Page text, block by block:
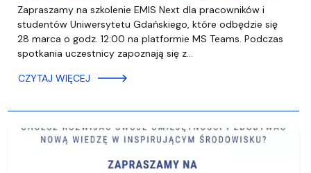
Zapraszamy na szkolenie EMIS Next dla pracowników i
studentów Uniwersytetu Gdańskiego, które odbędzie się
28 marca o godz. 12:00 na platformie MS Teams. Podczas
spotkania uczestnicy zapoznają się z…
CZYTAJ WIĘCEJ